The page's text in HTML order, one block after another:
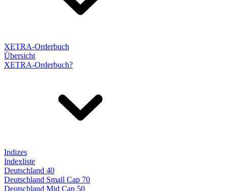
XETRA-Orderbuch
Übersicht
XETRA-Orderbuch?
Indizes
Indexliste
Deutschland 40
Deutschland Small Cap 70
Deutschland Mid Cap 50